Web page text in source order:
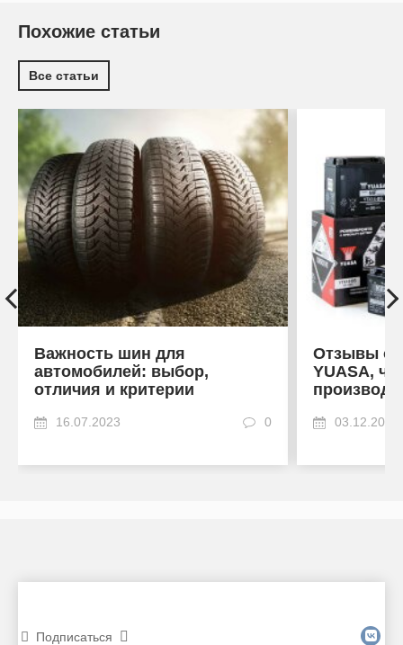
Похожие статьи
Все статьи
Важность шин для
автомобилей: выбор,
отличия и критерии
16.07.2023 0
Отзывы об
YUASA,
03.12.2022
Подписаться